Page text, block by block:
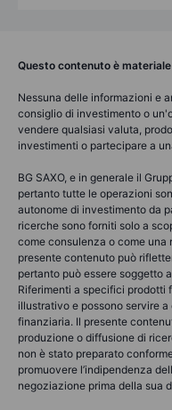
Questo contenuto è
Nessuna delle informazioni e
consiglio di investimento o
vendere qualsiasi valuta,
investimenti o partecipare a
BG SAXO, e in generale il
pertanto tutte le operazioni
autonome di investimento da
ricerche sono forniti solo a
come consulenza o come
presente contenuto può
pertanto può essere soggetto
Riferimenti a specifici prodotti
illustrativo e possono servire
finanziaria. Il presente
produzione o diffusione di
non è stato preparato
promuovere l’indipendenza
negoziazione prima della sua